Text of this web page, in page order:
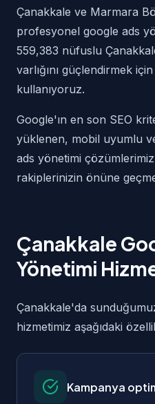
Çanakkale ve Marmara
profesyonel google ads
559,383 nüfuslu
varlığını güçlendirmek
kullanıyoruz.
Google'ın en son SEO
yüklenen, mobil uyumlu
ads yönetimi
rakiplerinizin önüne
Çanakkale
Yönetimi
Çanakkale'da
hizmetimiz aşağıdaki
Kampanya